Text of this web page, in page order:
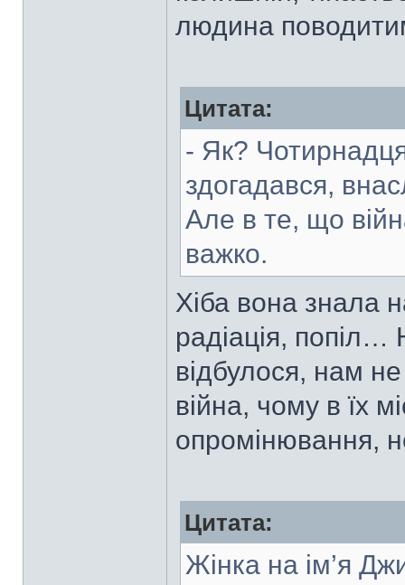
людина
Цитата:
- Як?
здогадався,
Але в те, що
важко.
Хіба вона знала
радіація,
відбулося, нам
війна, чому в їх
опромінювання,
Цитата:
Жінка на ім’я